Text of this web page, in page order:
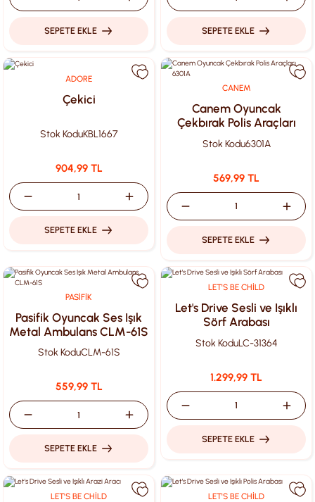
SEPETE EKLE SEPETE EKLE
ADORE
Çekici
Stok KoduKBL1667
904,99 TL
SEPETE EKLE
CANEM
Canem Oyuncak
Çekbırak Polis Araçları
6301A
Stok Kodu6301A
569,99 TL
SEPETE EKLE
PASİFİK
Pasifik Oyuncak Ses Işık
Metal Ambulans CLM-61S
Stok KoduCLM-61S
559,99 TL
SEPETE EKLE
LET'S BE CHİLD
Let's Drive Sesli ve Işıklı
Sörf Arabası
Stok KoduLC-31364
1.299,99 TL
SEPETE EKLE
LET'S BE CHİLD LET'S BE CHİLD